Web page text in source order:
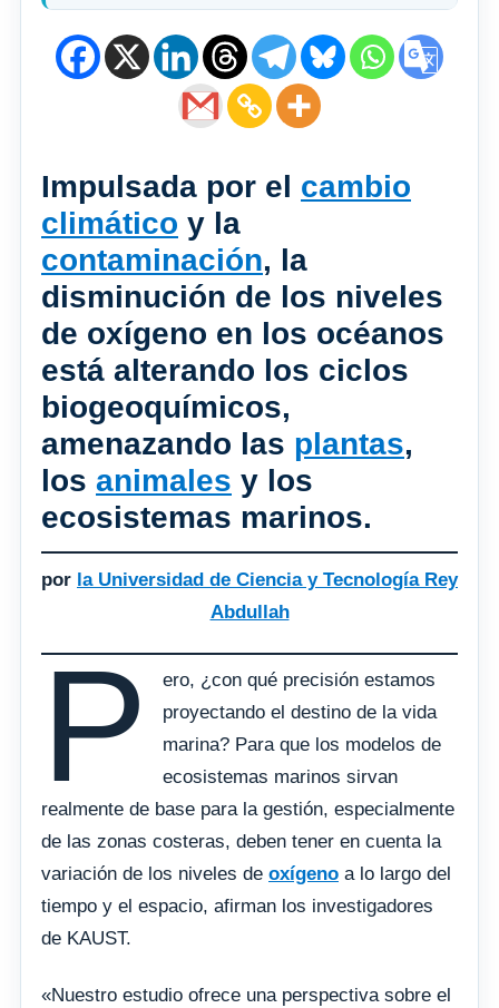
Impulsada por el cambio
climático y la
contaminación, la
disminución de los niveles
de oxígeno en los océanos
está alterando los ciclos
biogeoquímicos,
amenazando las plantas,
los animales y los
ecosistemas marinos.
por la Universidad de Ciencia y Tecnología Rey
Abdullah
P
ero, ¿con qué precisión estamos
proyectando el destino de la vida
marina? Para que los modelos de
ecosistemas marinos sirvan
realmente de base para la gestión, especialmente
de las zonas costeras, deben tener en cuenta la
variación de los niveles de oxígeno a lo largo del
tiempo y el espacio, afirman los investigadores
de KAUST.
«Nuestro estudio ofrece una perspectiva sobre el